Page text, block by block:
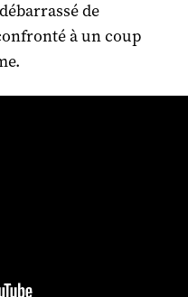
de
à un coup